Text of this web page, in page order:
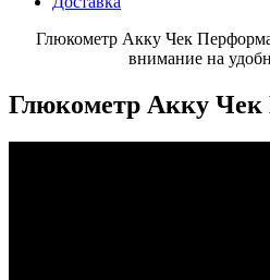
Глюкометр Акку Чек
внимание на
Глюкометр Акку